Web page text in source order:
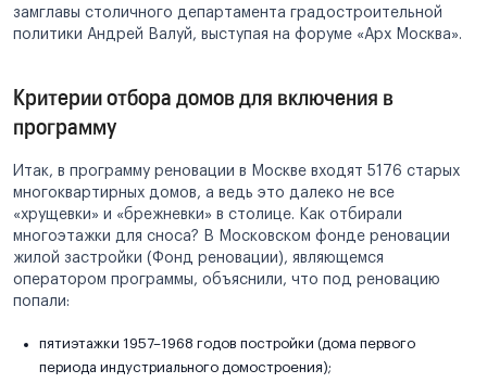
замглавы столичного департамента градостроительной
политики Андрей Валуй, выступая на форуме «Арх Москва».
Критерии отбора домов для включения в
программу
Итак, в программу реновации в Москве входят 5176 старых
многоквартирных домов, а ведь это далеко не все
«хрущевки» и «брежневки» в столице. Как отбирали
многоэтажки для сноса? В Московском фонде реновации
жилой застройки (Фонд реновации), являющемся
оператором программы, объяснили, что под реновацию
попали:
пятиэтажки 1957–1968 годов постройки (дома первого
периода индустриального домостроения);